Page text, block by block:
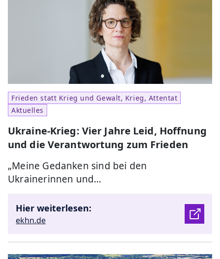
Frieden statt Krieg und Gewalt, Krieg, Attentat
Aktuelles
Ukraine-Krieg: Vier Jahre Leid, Hoffnung
und die Verantwortung zum Frieden
„Meine Gedanken sind bei den
Ukrainerinnen und…
Hier weiterlesen:
ekhn.de